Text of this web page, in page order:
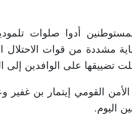
أدوا صلوات
مشددة من قوات الاحتلال
تضييقها على الوافدين إلى
القومي إيتمار بن
اليوم.